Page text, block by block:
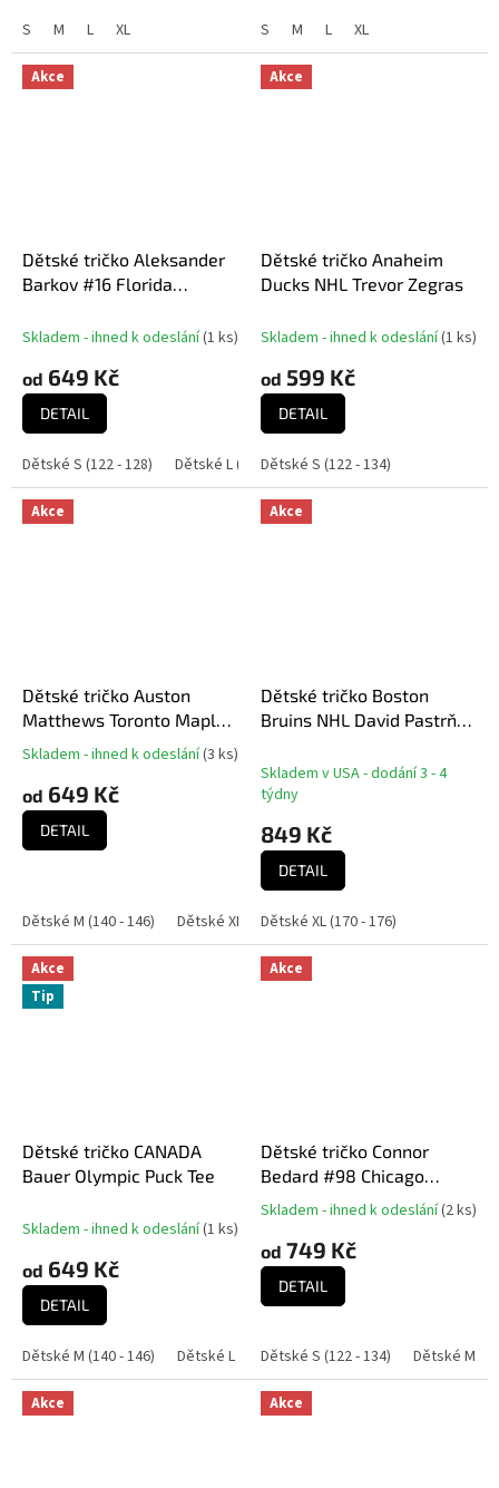
S M L XL S M L XL
Akce
Dětské tričko Aleksander
Barkov #16 Florida
Stanley Cup Champions
Skladem - ihned k odeslání(1 ks)
od 649 Kč
DETAIL
Dětské S (122 - 128) Dětské L (152 - 158) Dětské XL (164 - 170)
Akce
Dětské tričko Anaheim
Ducks NHL Trevor Zegras
Skladem - ihned k odeslání(1 ks)
od 599 Kč
DETAIL
Dětské S (122 - 134)
Akce
Dětské tričko Auston
Matthews Toronto Maple
Leafs NHL Flat N&N Ctn
Průměrné
produktu
je
5,0
Skladem - ihned k odeslání(3 ks)
od 649 Kč
DETAIL
Dětské M (140 - 146) Dětské XL (164 - 170)
Akce
Dětské tričko Boston
Bruins NHL David Pastrňák
Number
Skladem v USA - dodání 3 - 4
týdny
849 Kč
DETAIL
Dětské XL (170 - 176)
Akce
Tip
Dětské tričko CANADA
Bauer Olympic Puck Tee
Skladem - ihned k odeslání(1 ks)
od 649 Kč
DETAIL
Dětské M (140 - 146) Dětské L (152 - 158)
Akce
Dětské tričko Connor
Bedard #98 Chicago
Blackhawks NHL Player
Name & Number Black
Průměrné
produktu
je
5,0
hvězdiček.
Skladem - ihned k odeslání(2 ks)
od 749 Kč
DETAIL
Dětské S (122 - 134) Dětské M
Akce Akce